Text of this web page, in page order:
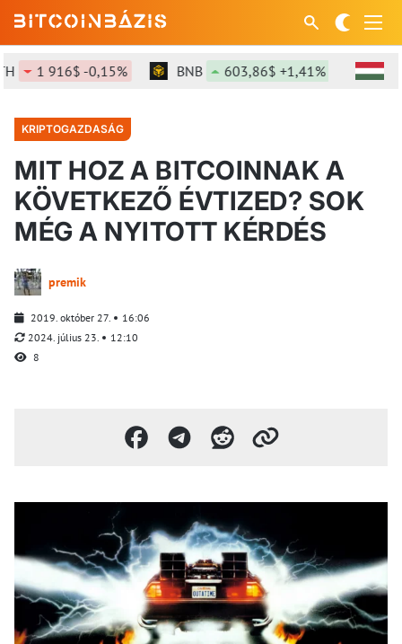
916$ -0,15% BNB 603,86$ +1,41% SOL
KRIPTOGAZDASÁG
MIT HOZ A BITCOINNAK A
KÖVETKEZŐ ÉVTIZED? SOK
MÉG A NYITOTT KÉRDÉS
premik
2019. október 27.
16:06
2024. július 23.
12:10
8